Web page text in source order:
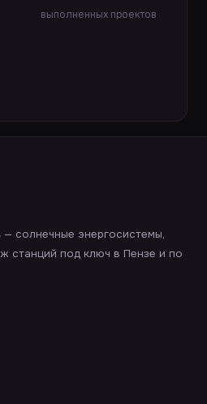
выполненных проектов
солнечные энергосистемы,
станций под ключ в Пензе и по